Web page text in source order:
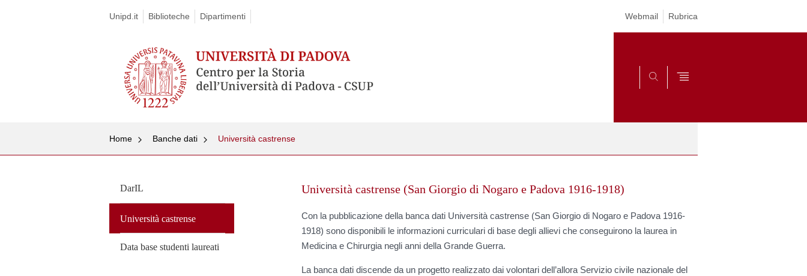
Unipd.it Biblioteche Dipartimenti Webmail Rubrica
Home Banche dati Università castrense
DarIL
Università castrense
Data base studenti laureati
Università castrense (San Giorgio di Nogaro e Padova 1916-1918)
Con la pubblicazione della banca dati Università castrense (San Giorgio di Nogaro e Padova 1916-
1918) sono disponibili le informazioni curriculari di base degli allievi che conseguirono la laurea in
Medicina e Chirurgia negli anni della Grande Guerra.
La banca dati discende da un progetto realizzato dai volontari dell’allora Servizio civile nazionale del